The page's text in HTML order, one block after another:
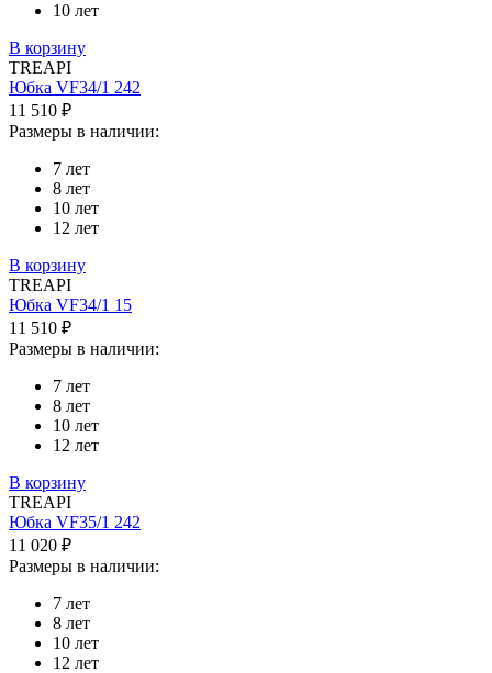
10 лет
В корзину
TREAPI
Юбка VF34/1 242
11 510 ₽
Размеры в наличии:
7 лет
8 лет
10 лет
12 лет
В корзину
TREAPI
Юбка VF34/1 15
11 510 ₽
Размеры в наличии:
7 лет
8 лет
10 лет
12 лет
В корзину
TREAPI
Юбка VF35/1 242
11 020 ₽
Размеры в наличии:
7 лет
8 лет
10 лет
12 лет